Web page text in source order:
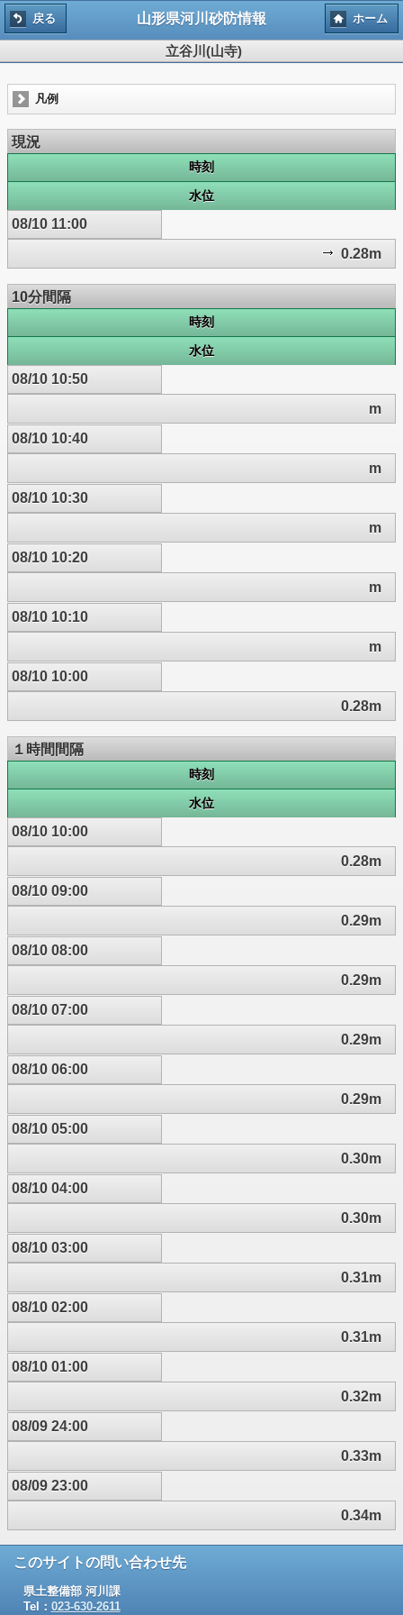
戻る 山形県河川砂防情報 ホーム
立谷川(山寺)
凡例
現況
時刻
水位
08/10 11:00
0.28m
10分間隔
時刻
水位
08/10 10:50
m
08/10 10:40
m
08/10 10:30
m
08/10 10:20
m
08/10 10:10
m
08/10 10:00
0.28m
１時間間隔
時刻
水位
08/10 10:00
0.28m
08/10 09:00
0.29m
08/10 08:00
0.29m
08/10 07:00
0.29m
08/10 06:00
0.29m
08/10 05:00
0.30m
08/10 04:00
0.30m
08/10 03:00
0.31m
08/10 02:00
0.31m
08/10 01:00
0.32m
08/09 24:00
0.33m
08/09 23:00
0.34m
このサイトの問い合わせ先
県土整備部 河川課
Tel： 023-630-2611